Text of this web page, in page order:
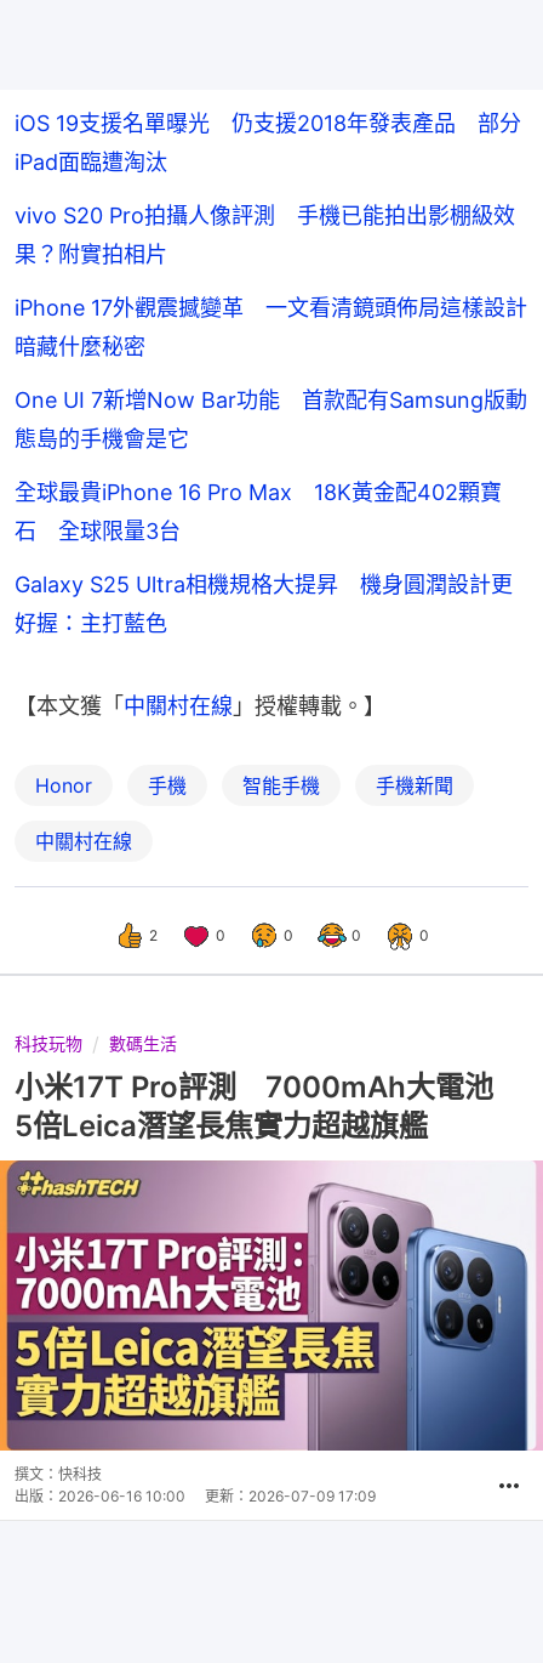
iOS 19支援名單曝光 仍支援2018年發表產品 部分
iPad面臨遭淘汰
vivo S20 Pro拍攝人像評測 手機已能拍出影棚級效
果？附實拍相片
iPhone 17外觀震撼變革 一文看清鏡頭佈局這樣設計
暗藏什麼秘密
One UI 7新增Now Bar功能 首款配有Samsung版動
態島的手機會是它
全球最貴iPhone 16 Pro Max 18K黃金配402顆寶
石 全球限量3台
Galaxy S25 Ultra相機規格大提昇 機身圓潤設計更
好握：主打藍色
【本文獲「 中關村在線 」授權轉載。】
Honor 手機 智能手機 手機新聞
中關村在線
2 0 0 0 0
科技玩物 數碼生活
小米17T Pro評測 7000mAh大電池
5倍Leica潛望長焦實力超越旗艦
撰文： 快科技
出版： 2026-06-16 10:00 更新： 2026-07-09 17:09